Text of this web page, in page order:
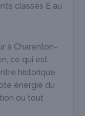
classés E au
à Charenton-
ce qui est
historique,
énergie du
ou tout